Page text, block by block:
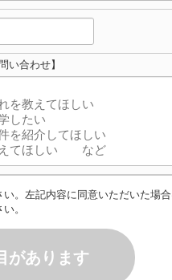
い合わせ】
い。左記内容に同意いただいた場
い。
があります